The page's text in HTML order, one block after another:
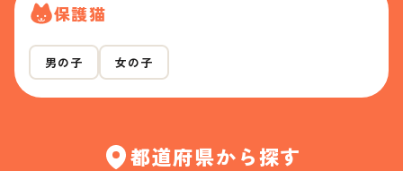
保護猫
男の子 女の子
都道府県から探す